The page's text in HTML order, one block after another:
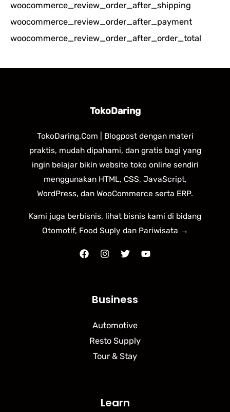
n
t
u
woocommerce_review_order_after_shipping
woocommerce_review_order_after_payment
woocommerce_review_order_after_order_total
TokoDaring
TokoDaring.Com | Blogpost dengan materi
praktis, mudah dipahami, dan gratis bagi yang
ingin belajar bikin website toko online sendiri
menggunakan HTML, CSS, JavaScript,
WordPress, dan WooCommerce serta ERP.
Kami juga berbisnis, lihat bisnis kami di bidang
Otomotif, Food Suply dan Pariwisata →
Business
Automotive
Resto Supply
Tour & Stay
Learn